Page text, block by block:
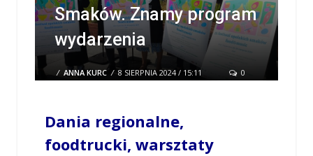
Smaków. Znamy program
wydarzenia
/ ANNA KURC / 8 SIERPNIA 2024 / 15:11
0
COMMENTS
Dania regionalne,
foodtrucki, warsztaty